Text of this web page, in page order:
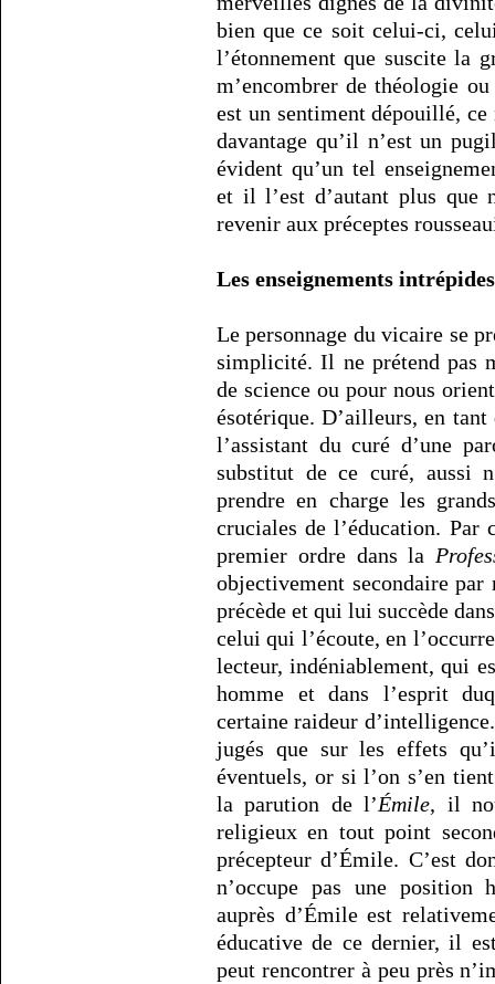
bien que ce soit celui-ci,
l’étonnement que suscite la
m’encombrer de théologie
est un sentiment dépouillé, ce
davantage qu’il n’est un
évident qu’un tel
et il l’est d’autant plus que
revenir aux préceptes
Les enseignements
Le personnage du vicaire se
simplicité. Il ne prétend pas
de science ou pour nous
ésotérique. D’ailleurs, en
l’assistant du curé d’une
substitut de ce curé, aussi
prendre en charge les
cruciales de l’éducation. Par
premier ordre dans la
objectivement secondaire
précède et qui lui succède
celui qui l’écoute, en
lecteur, indéniablement, qui
homme et dans l’esprit
certaine raideur
jugés que sur les effets
éventuels, or si l’on s’en
la parution de l’Émile, il
religieux en tout point
précepteur d’Émile. C’est
n’occupe pas une position
auprès d’Émile est
éducative de ce dernier, il
peut rencontrer à peu près